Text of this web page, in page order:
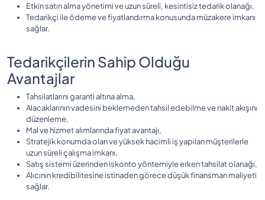
Etkin satın alma yönetimi ve uzun süreli, kesintisiz tedarik olanağı,
Tedarikçi ile ödeme ve fiyatlandırma konusunda müzakere imkanı
sağlar.
Tedarikçilerin Sahip Olduğu
Avantajlar
Tahsilatlarını garanti altına alma,
Alacaklarının vadesini beklemeden tahsil edebilme ve nakit akışını
düzenleme,
Mal ve hizmet alımlarında fiyat avantajı,
Stratejik konumda olan ve yüksek hacimli iş yapılan müşterilerle
uzun süreli çalışma imkanı,
Satış sistemi üzerinden iskonto yöntemiyle erken tahsilat olanağı,
Alıcının kredibilitesine istinaden görece düşük finansman maliyeti
sağlar.